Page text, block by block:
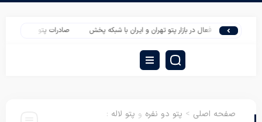
فعال در بازار پتو تهران و ایران با شبکه پخش صادرات پتو تشک ارزان دونفره به
صفحه اصلی > پتو دو نفره و پتو لاله :